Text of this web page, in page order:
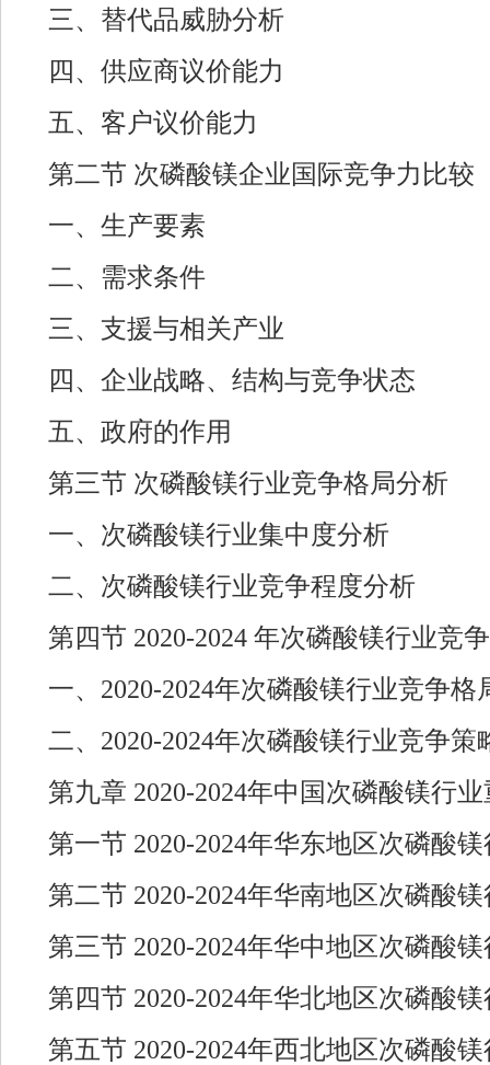
三、替代品威胁分析
四、供应商议价能力
五、客户议价能力
第二节 次磷酸镁企业国际竞争力比较
一、生产要素
二、需求条件
三、支援与相关产业
四、企业战略、结构与竞争状态
五、政府的作用
第三节 次磷酸镁行业竞争格局分析
一、次磷酸镁行业集中度分析
二、次磷酸镁行业竞争程度分析
第四节 2020-2024 年次磷酸镁行业竞
一、2020-2024年次磷酸镁行业竞争格
二、2020-2024年次磷酸镁行业竞争策
第九章 2020-2024年中国次磷酸镁行
第一节 2020-2024年华东地区次磷酸
第二节 2020-2024年华南地区次磷酸
第三节 2020-2024年华中地区次磷酸
第四节 2020-2024年华北地区次磷酸
第五节 2020-2024年西北地区次磷酸